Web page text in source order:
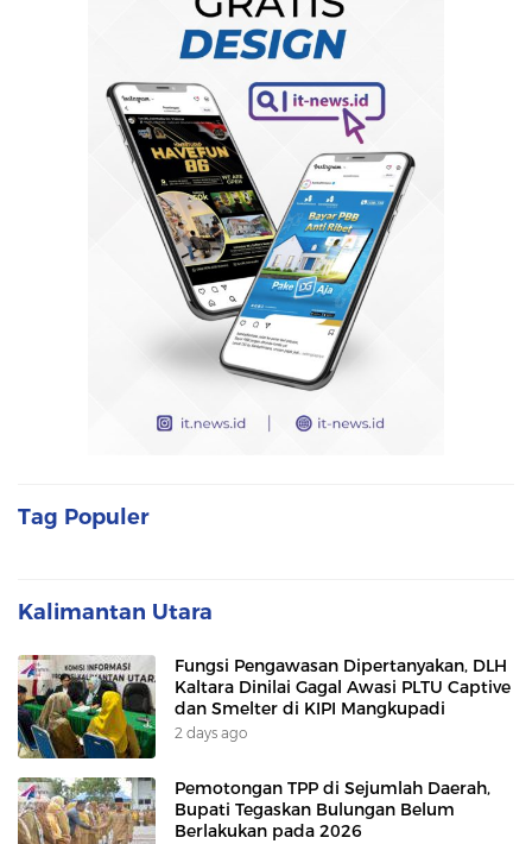
Tag Populer
Kalimantan Utara
Fungsi Pengawasan Dipertanyakan, DLH
Kaltara Dinilai Gagal Awasi PLTU Captive
dan Smelter di KIPI Mangkupadi
2 days ago
Pemotongan TPP di Sejumlah Daerah,
Bupati Tegaskan Bulungan Belum
Berlakukan pada 2026